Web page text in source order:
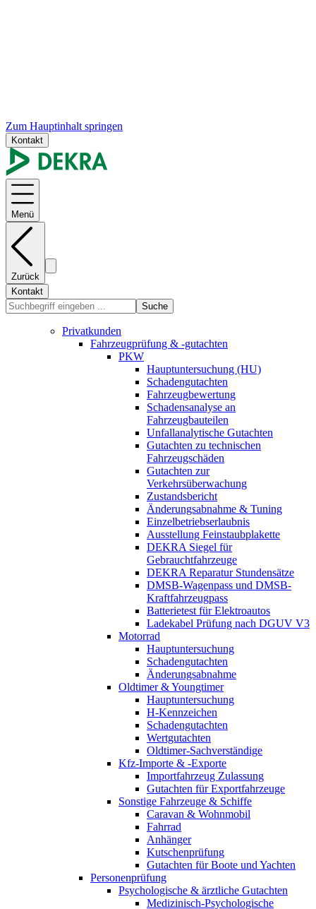
Zum Hauptinhalt springen
Kontakt
Menü
Zurück
Kontakt
Suche
Privatkunden
Fahrzeugprüfung & -gutachten
PKW
Hauptuntersuchung (HU)
Schadengutachten
Fahrzeugbewertung
Schadensanalyse an
Fahrzeugbauteilen
Unfallanalytische Gutachten
Gutachten zu technischen
Fahrzeugschäden
Gutachten zur
Verkehrsüberwachung
Zustandsbericht
Änderungsabnahme & Tuning
Einzelbetriebserlaubnis
Ausstellung Feinstaubplakette
DEKRA Siegel für
Gebrauchtfahrzeuge
DEKRA Reparatur Stundensätze
DMSB-Wagenpass und DMSB-
Kraftfahrzeugpass
Batterietest für Elektroautos
Ladekabel Prüfung nach DGUV V3
Motorrad
Hauptuntersuchung
Schadengutachten
Änderungsabnahme
Oldtimer & Youngtimer
Hauptuntersuchung
H-Kennzeichen
Schadengutachten
Wertgutachten
Oldtimer-Sachverständige
Kfz-Importe & -Exporte
Importfahrzeug Zulassung
Gutachten für Exportfahrzeuge
Sonstige Fahrzeuge & Schiffe
Caravan & Wohnmobil
Fahrrad
Anhänger
Kutschenprüfung
Gutachten für Boote und Yachten
Personenprüfung
Psychologische & ärztliche Gutachten
Medizinisch-Psychologische